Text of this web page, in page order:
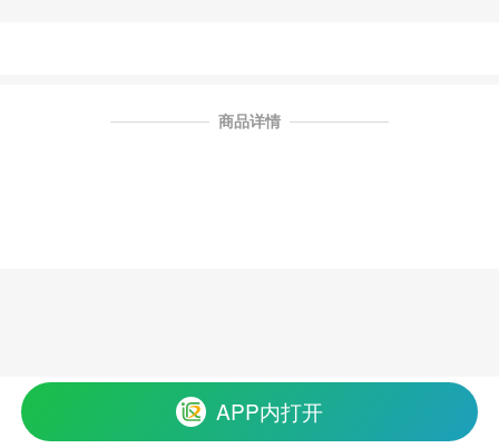
商品详情
APP内打开